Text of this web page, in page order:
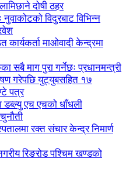
दोषी ठहर
विदुरबाट विभिन्न
कार्यकर्ता माओवादी केन्द्रमा
सबै माग पुरा गर्नेछः प्रधानमन्त्री
गरेपछि युट्युबसहित १७
पत्र
डब्ल्यु एच एचको धाँधली
रक्त संचार केन्द्र निमार्ण
रिङरोड पश्चिम खण्डको